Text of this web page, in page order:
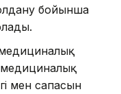
бойынша
медициналық
мен сапасын